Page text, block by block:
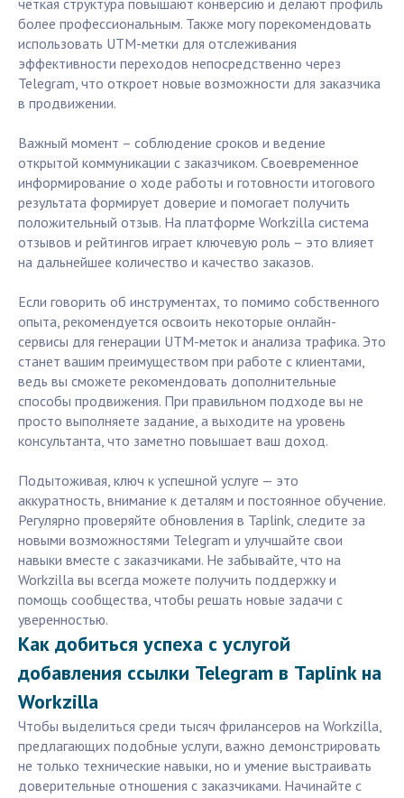
четкая структура повышают конверсию и делают профиль
более профессиональным. Также могу порекомендовать
использовать UTM-метки для отслеживания
эффективности переходов непосредственно через
Telegram, что откроет новые возможности для заказчика
в продвижении.
Важный момент – соблюдение сроков и ведение
открытой коммуникации с заказчиком. Своевременное
информирование о ходе работы и готовности итогового
результата формирует доверие и помогает получить
положительный отзыв. На платформе Workzilla система
отзывов и рейтингов играет ключевую роль – это влияет
на дальнейшее количество и качество заказов.
Если говорить об инструментах, то помимо собственного
опыта, рекомендуется освоить некоторые онлайн-
сервисы для генерации UTM-меток и анализа трафика. Это
станет вашим преимуществом при работе с клиентами,
ведь вы сможете рекомендовать дополнительные
способы продвижения. При правильном подходе вы не
просто выполняете задание, а выходите на уровень
консультанта, что заметно повышает ваш доход.
Подытоживая, ключ к успешной услуге — это
аккуратность, внимание к деталям и постоянное обучение.
Регулярно проверяйте обновления в Taplink, следите за
новыми возможностями Telegram и улучшайте свои
навыки вместе с заказчиками. Не забывайте, что на
Workzilla вы всегда можете получить поддержку и
помощь сообщества, чтобы решать новые задачи с
уверенностью.
Как добиться успеха с услугой
добавления ссылки Telegram в Taplink на
Workzilla
Чтобы выделиться среди тысяч фрилансеров на Workzilla,
предлагающих подобные услуги, важно демонстрировать
не только технические навыки, но и умение выстраивать
доверительные отношения с заказчиками. Начинайте с